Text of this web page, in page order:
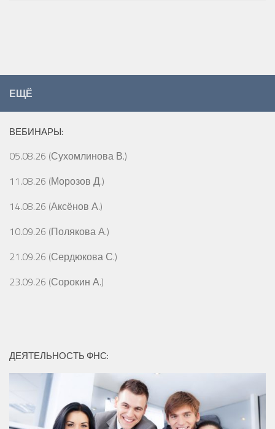
ЕЩЁ
ВЕБИНАРЫ:
05.08.26 (Сухомлинова В.)
11.08.26 (Морозов Д.)
14.08.26 (Аксёнов А.)
10.09.26 (Полякова А.)
21.09.26 (Сердюкова С.)
23.09.26 (Сорокин А.)
ДЕЯТЕЛЬНОСТЬ ФНС: